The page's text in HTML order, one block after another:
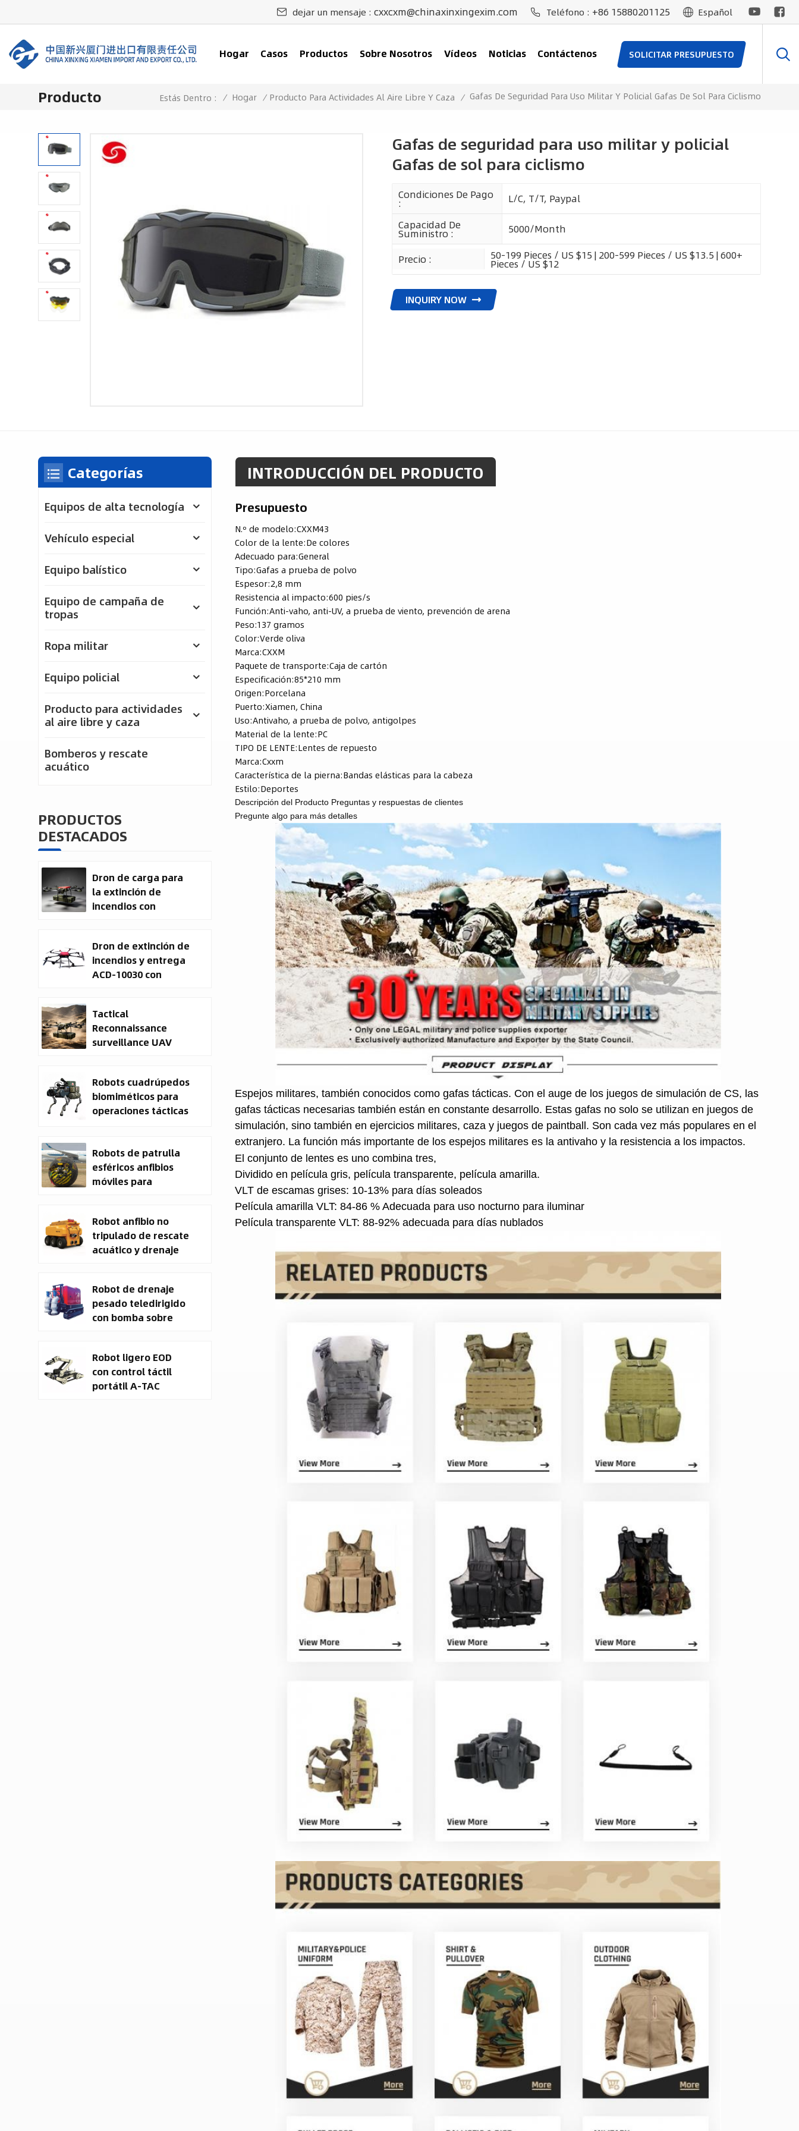
dejar un mensaje : cxxcxm@chinaxinxingexim.com Teléfono : +86 15880201125 Español
Hogar Casos Productos Sobre Nosotros Vídeos Noticias Contáctenos SOLICITAR PRESUPUESTO
Producto Estás Dentro : / Hogar / Producto Para Actividades Al Aire Libre Y Caza / Gafas De Seguridad Para Uso Militar Y Policial Gafas De Sol Para Ciclismo
Gafas de seguridad para uso militar y policial
Gafas de sol para ciclismo
Condiciones De Pago
:
L/C, T/T, Paypal
Capacidad De
Suministro : 5000/Month
Precio : 50-199 Pieces / US $15 | 200-599 Pieces / US $13.5 | 600+
Pieces / US $12
INQUIRY NOW
INTRODUCCIÓN DEL PRODUCTO
Presupuesto
N.º de modelo:CXXM43
Color de la lente:De colores
Adecuado para:General
Tipo:Gafas a prueba de polvo
Espesor:2,8 mm
Resistencia al impacto:600 pies/s
Función:Anti-vaho, anti-UV, a prueba de viento, prevención de arena
Peso:137 gramos
Color:Verde oliva
Marca:CXXM
Paquete de transporte:Caja de cartón
Especificación:85*210 mm
Origen:Porcelana
Puerto:Xiamen, China
Uso:Antivaho, a prueba de polvo, antigolpes
Material de la lente:PC
TIPO DE LENTE:Lentes de repuesto
Marca:Cxxm
Característica de la pierna:Bandas elásticas para la cabeza
Estilo:Deportes
Descripción del Producto Preguntas y respuestas de clientes
Pregunte algo para más detalles
Espejos militares, también conocidos como gafas tácticas. Con el auge de los juegos de simulación de CS, las
gafas tácticas necesarias también están en constante desarrollo. Estas gafas no solo se utilizan en juegos de
simulación, sino también en ejercicios militares, caza y juegos de paintball. Son cada vez más populares en el
extranjero. La función más importante de los espejos militares es la antivaho y la resistencia a los impactos.
El conjunto de lentes es uno combina tres,
Dividido en película gris, película transparente, película amarilla.
VLT de escamas grises: 10-13% para días soleados
Película amarilla VLT: 84-86 % Adecuada para uso nocturno para iluminar
Película transparente VLT: 88-92% adecuada para días nublados
Categorías
Equipos de alta tecnología
Vehículo especial
Equipo balístico
Equipo de campaña de
tropas
Ropa militar
Equipo policial
Producto para actividades
al aire libre y caza
Bomberos y rescate
acuático
PRODUCTOS
DESTACADOS
Dron de carga para
la extinción de
incendios con
Dron de extinción de
incendios y entrega
ACD-10030 con
Tactical
Reconnaissance
surveillance UAV
Drone Manufacturer
Robots cuadrúpedos
biomiméticos para
operaciones tácticas
Robots de patrulla
esféricos anfibios
móviles para
Robot anfibio no
tripulado de rescate
acuático y drenaje
Robot de drenaje
pesado teledirigido
con bomba sobre
tripulado (UGV).
Robot ligero EOD
con control táctil
portátil A-TAC